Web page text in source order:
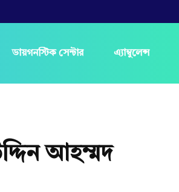
ডায়গনস্টিক সেন্টার এ্যাম্বুলেন্স
আহম্মদ